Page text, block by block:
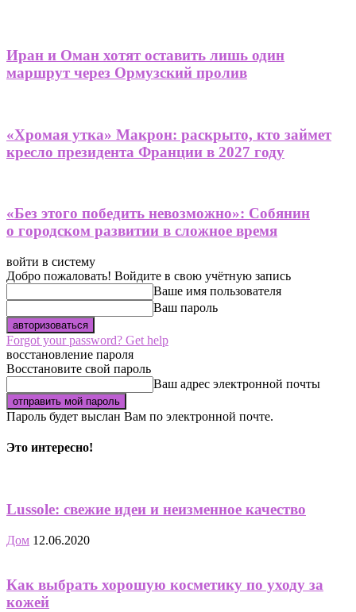
Иран и Оман хотят оставить лишь один
маршрут через Ормузский пролив
«Хромая утка» Макрон: раскрыто, кто займет
кресло президента Франции в 2027 году
«Без этого победить невозможно»: Собянин
о городском развитии в сложное время
войти в систему
Добро пожаловать! Войдите в свою учётную запись
Ваше имя пользователя
Ваш пароль
Forgot your password? Get help
восстановление пароля
Восстановите свой пароль
Ваш адрес электронной почты
Пароль будет выслан Вам по электронной почте.
Это интересно!
Lussole: свежие идеи и неизменное качество
Дом 12.06.2020
Как выбрать хорошую косметику по уходу за
кожей